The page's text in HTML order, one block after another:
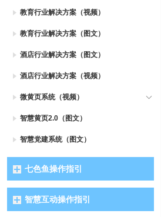
教育行业解决方案（视频）
教育行业解决方案（图文）
酒店行业解决方案（图文）
酒店行业解决方案（视频）
微黄页系统（视频）
智慧黄页2.0（图文）
智慧党建系统（图文）
七色鱼操作指引
智慧互动操作指引